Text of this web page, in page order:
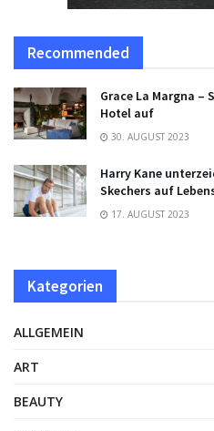
Recommended
Grace La Margna
Hotel auf
30. AUGUST 2023
Harry Kane
Skechers auf
17. AUGUST 2023
Kategorien
ALLGEMEIN
ART
BEAUTY